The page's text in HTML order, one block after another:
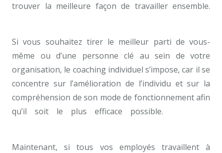
trouver la meilleure façon de travailler ensemble.
Si vous souhaitez tirer le meilleur parti de vous-
même ou d’une personne clé au sein de votre
organisation, le coaching individuel s’impose, car il se
concentre sur l’amélioration de l’individu et sur la
compréhension de son mode de fonctionnement afin
qu’il soit le plus efficace possible.
Maintenant, si tous vos employés travaillent à